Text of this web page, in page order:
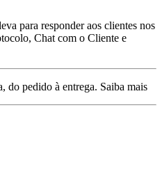
para responder aos clientes nos
Chat com o Cliente e
do pedido à entrega. Saiba mais